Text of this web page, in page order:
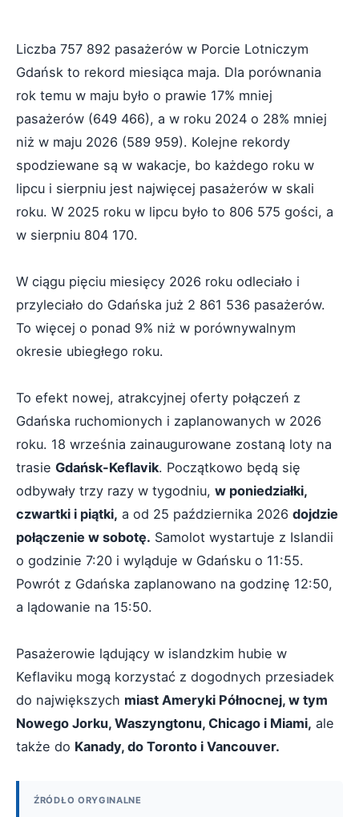
Liczba 757 892 pasażerów w Porcie Lotniczym
Gdańsk to rekord miesiąca maja. Dla porównania
rok temu w maju było o prawie 17% mniej
pasażerów (649 466), a w roku 2024 o 28% mniej
niż w maju 2026 (589 959). Kolejne rekordy
spodziewane są w wakacje, bo każdego roku w
lipcu i sierpniu jest najwięcej pasażerów w skali
roku. W 2025 roku w lipcu było to 806 575 gości, a
w sierpniu 804 170.
W ciągu pięciu miesięcy 2026 roku odleciało i
przyleciało do Gdańska już 2 861 536 pasażerów.
To więcej o ponad 9% niż w porównywalnym
okresie ubiegłego roku.
To efekt nowej, atrakcyjnej oferty połączeń z
Gdańska ruchomionych i zaplanowanych w 2026
roku. 18 września zainaugurowane zostaną loty na
trasie Gdańsk-Keflavik. Początkowo będą się
odbywały trzy razy w tygodniu, w poniedziałki,
czwartki i piątki, a od 25 października 2026 dojdzie
połączenie w sobotę. Samolot wystartuje z Islandii
o godzinie 7:20 i wyląduje w Gdańsku o 11:55.
Powrót z Gdańska zaplanowano na godzinę 12:50,
a lądowanie na 15:50.
Pasażerowie lądujący w islandzkim hubie w
Keflaviku mogą korzystać z dogodnych przesiadek
do największych miast Ameryki Północnej, w tym
Nowego Jorku, Waszyngtonu, Chicago i Miami, ale
także do Kanady, do Toronto i Vancouver.
ŹRÓDŁO ORYGINALNE